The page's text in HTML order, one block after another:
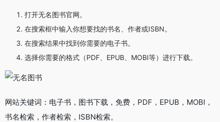
打开无名图书官网。
在搜索框中输入你想要找的书名、作者或ISBN。
在搜索结果中找到你需要的电子书。
选择你需要的格式（PDF、EPUB、MOBI等）进行下载。
网站关键词：电子书，图书下载，免费，PDF，EPUB，MOBI，
书名检索，作者检索，ISBN检索。